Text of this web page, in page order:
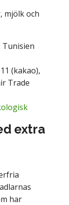
mjölk och
Tunisien
(kakao),
Trade
extra
har